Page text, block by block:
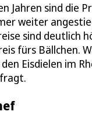
Jahren sind die
weiter
sind deutlich
fürs Bällchen.
Eisdielen im